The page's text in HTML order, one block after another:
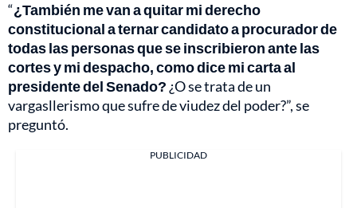
“¿También me van a quitar mi derecho
constitucional a ternar candidato a procurador de
todas las personas que se inscribieron ante las
cortes y mi despacho, como dice mi carta al
presidente del Senado? ¿O se trata de un
vargasllerismo que sufre de viudez del poder?”, se
preguntó.
PUBLICIDAD